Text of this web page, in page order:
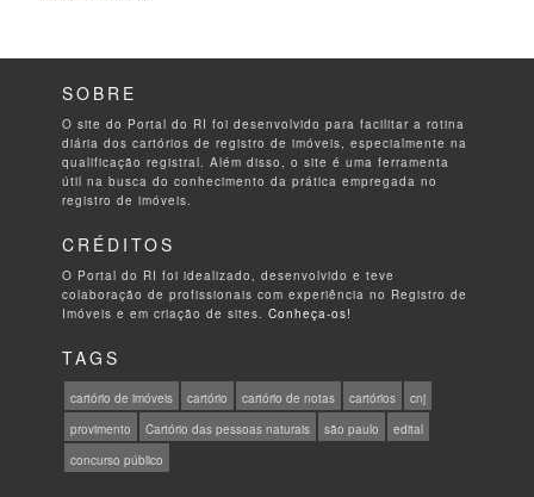
SOBRE
O site do Portal do RI foi desenvolvido para facilitar a rotina
diária dos cartórios de registro de imóveis, especialmente na
qualificação registral. Além disso, o site é uma ferramenta
útil na busca do conhecimento da prática empregada no
registro de imóveis.
CRÉDITOS
O Portal do RI foi idealizado, desenvolvido e teve
colaboração de profissionais com experiência no Registro de
Imóveis e em criação de sites.Conheça-os!
TAGS
cartório de imóveis cartório cartório de notas cartórios
cnj
provimento
Cartório das pessoas naturais são paulo
edital
concurso público